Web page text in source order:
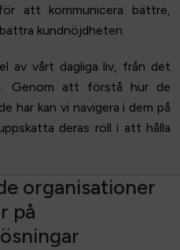
att kommunicera bättre,
kundnöjdheten.
av vårt dagliga liv, från det
Genom att förstå hur de
har kan vi navigera i dem på
deras roll i att hålla
e organisationer
r på
ösningar